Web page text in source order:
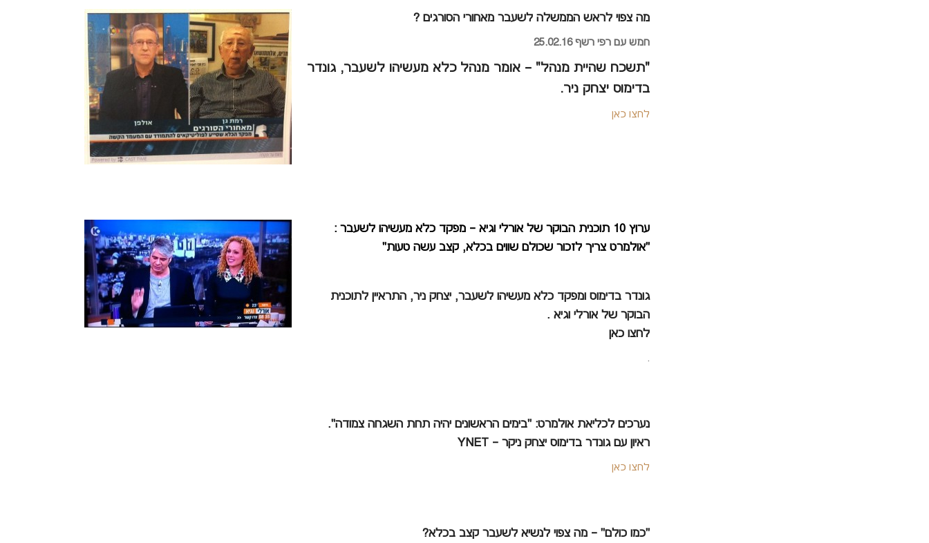
מה צפוי לראש הממשלה לשעבר מאחורי הסורגים ?
חמש עם רפי רשף 25.02.16
"תשכח שהיית מנהל" – אומר מנהל כלא מעשיהו לשעבר, גונדר
בדימוס יצחק ניר.
לחצו כאן
ערוץ 10 תוכנית הבוקר של אורלי וגיא – מפקד כלא מעשיהו לשעבר :
"אולמרט צריך לזכור שכולם שווים בכלא, קצב עשה טעות"
גונדר בדימוס ומפקד כלא מעשיהו לשעבר, יצחק ניר, התראיין לתוכנית
הבוקר של אורלי וגיא .
לחצו כאן
.
נערכים לכליאת אולמרט: "בימים הראשונים יהיה תחת השגחה צמודה".
ראיון עם גונדר בדימוס יצחק ניקר – YNET
לחצו כאן
"כמו כולם" – מה צפוי לנשיא לשעבר קצב בכלא?